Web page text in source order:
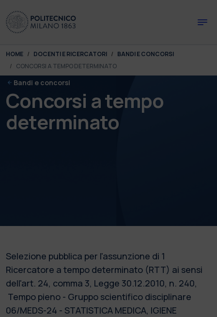
You are here:
HOME DOCENTI E RICERCATORI
BANDI E CONCORSI
CONCORSI A TEMPO DETERMINATO
Bandi e concorsi
Concorsi a tempo
determinato
Selezione pubblica per l'assunzione di 1
Ricercatore a tempo determinato (RTT) ai sensi
dell'art. 24, comma 3, Legge 30.12.2010, n. 240,
Tempo pieno - Gruppo scientifico disciplinare
06/MEDS-24 - STATISTICA MEDICA, IGIENE